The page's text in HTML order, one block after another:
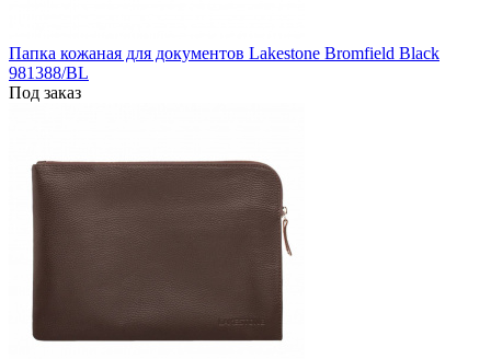
Папка кожаная для документов Lakestone Bromfield Black
981388/BL
Под заказ